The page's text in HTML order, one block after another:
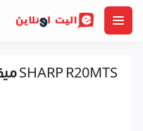
ميكرويف سلفر ديجتال 20لتر SHARP R20MTS